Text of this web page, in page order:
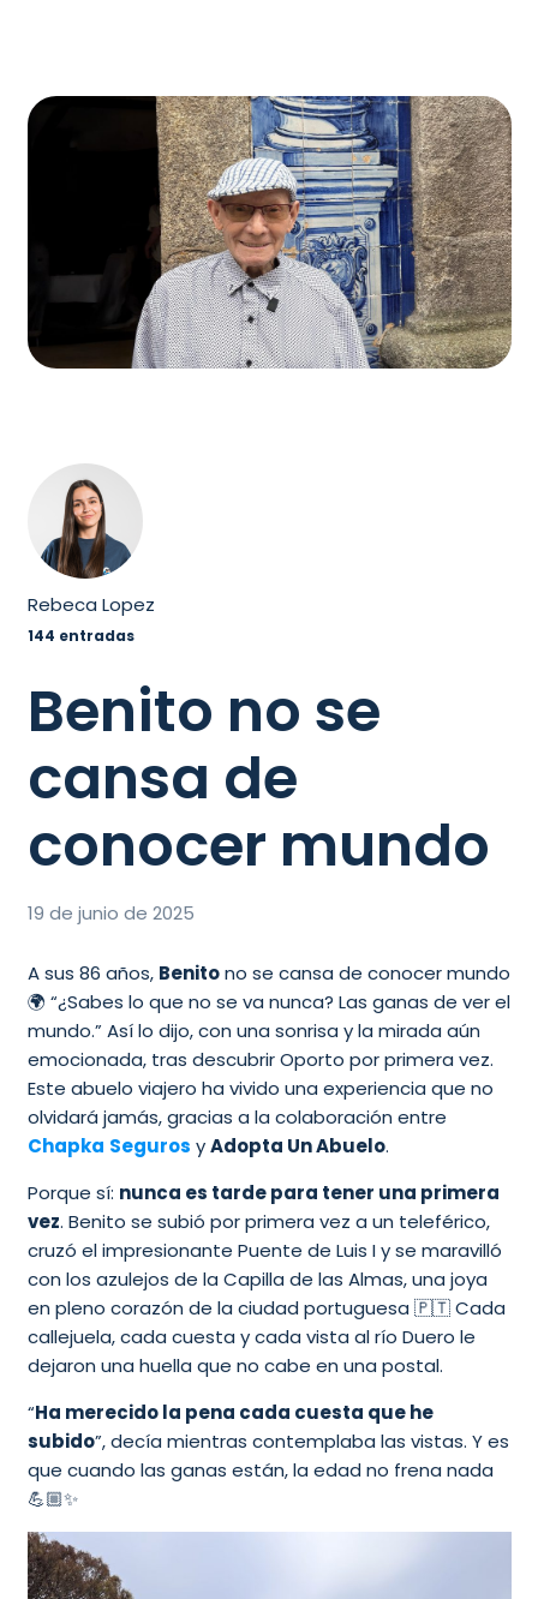
Rebeca Lopez
144 entradas
Benito no se
cansa de
conocer mundo
19 de junio de 2025
A sus 86 años, Benitono se cansa de conocer mundo
🌍 “¿Sabes lo que no se va nunca? Las ganas de ver el
mundo.” Así lo dijo, con una sonrisa y la mirada aún
emocionada, tras descubrir Oporto por primera vez.
Este abuelo viajero ha vivido una experiencia que no
olvidará jamás, gracias a la colaboración entre
Chapka Seguros yAdopta Un Abuelo.
Porque sí: nunca es tarde para tener una primera
vez. Benito se subió por primera vez a un teleférico,
cruzó el impresionante Puente de Luis I y se maravilló
con los azulejos de la Capilla de las Almas, una joya
en pleno corazón de la ciudad portuguesa 🇵🇹 Cada
callejuela, cada cuesta y cada vista al río Duero le
dejaron una huella que no cabe en una postal.
“Ha merecido la pena cada cuesta que he
subido”, decía mientras contemplaba las vistas. Y es
que cuando las ganas están, la edad no frena nada
💪🏼✨